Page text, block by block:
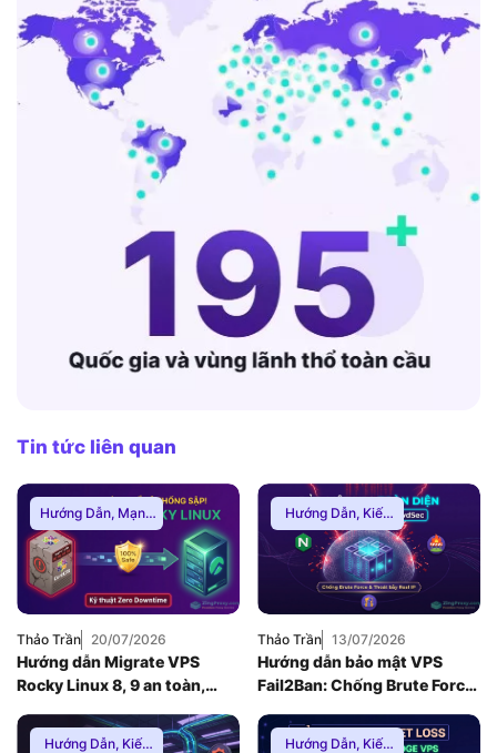
Tin tức liên quan
Hướng Dẫn, Mạng
Internnet
Thảo Trần 20/07/2026
Hướng dẫn Migrate VPS
Rocky Linux 8, 9 an toàn,
Hướng Dẫn, Kiến
Thức Proxy,Mạng
Internnet
Thảo Trần 13/07/2026
Hướng dẫn bảo mật VPS
Fail2Ban: Chống Brute Force
Reverse Proxy
Hướng Dẫn, Kiến
Hướng Dẫn, Kiến